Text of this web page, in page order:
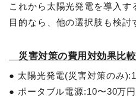
これから太陽光発電を導入
目的なら、他の選択肢も検討
災害対策の費用対効果比
● 太陽光発電(災害対策のみ
● ポータブル電源:10〜30万